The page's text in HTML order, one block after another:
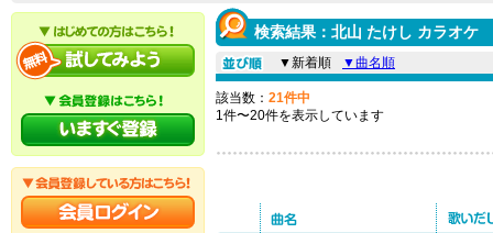
検索結果：北山 たけし カラオケ
▼新着順 ▼曲名順
該当数： 21件中
1件〜20件を表示しています